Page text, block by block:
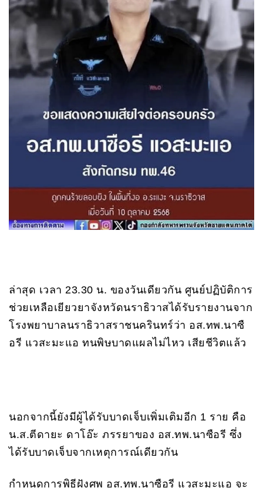
ล่าสุด เวลา 23.30 น. ของวันเดียวกัน ศูนย์ปฏิบัติการ
ช่วยเหลือเยียวยาจังหวัดนราธิวาสได้รับรายงานจาก
โรงพยาบาลนราธิวาสราชนครินทร์ว่า อส.ทพ.นาซื
อรี แวสะมะแอ ทนพิษบาดแผลไม่ไหว เสียชีวิตแล้ว
นอกจากนี้ยังมีผู้ได้รับบาดเจ็บเพิ่มเติมอีก 1 ราย คือ
น.ส.ตีดายะ ดาโอ๊ะ ภรรยาของ อส.ทพ.นาซือรี ซึ่ง
ได้รับบาดเจ็บจากเหตุการณ์เดียวกัน
กำหนดการพิธีฝังศพ อส.ทพ.นาซือรี แวสะมะแอ จะ